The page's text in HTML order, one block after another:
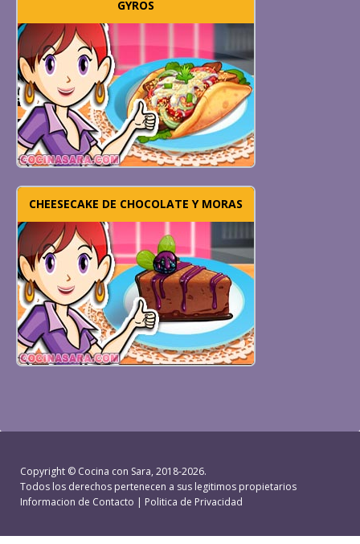
GYROS
CHEESECAKE DE CHOCOLATE Y MORAS
Copyright © Cocina con Sara, 2018-2026.
Todos los derechos pertenecen a sus legitimos propietarios
Informacion de Contacto | Politica de Privacidad